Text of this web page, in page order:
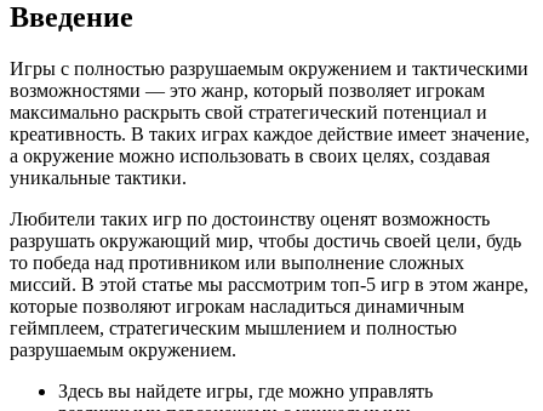
Введение
Игры с полностью разрушаемым окружением и тактическими
возможностями — это жанр, который позволяет игрокам
максимально раскрыть свой стратегический потенциал и
креативность. В таких играх каждое действие имеет значение,
а окружение можно использовать в своих целях, создавая
уникальные тактики.
Любители таких игр по достоинству оценят возможность
разрушать окружающий мир, чтобы достичь своей цели, будь
то победа над противником или выполнение сложных
миссий. В этой статье мы рассмотрим топ-5 игр в этом жанре,
которые позволяют игрокам насладиться динамичным
геймплеем, стратегическим мышлением и полностью
разрушаемым окружением.
Здесь вы найдете игры, где можно управлять